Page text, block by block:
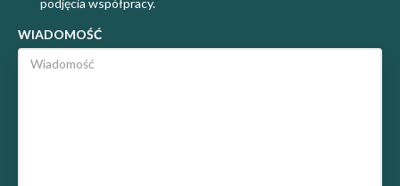
podjęcia współpracy.
WIADOMOŚĆ